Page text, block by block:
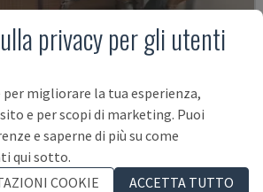
privacy per gli utenti
migliorare la tua esperienza,
e per scopi di marketing. Puoi
e saperne di più su come
qui sotto.
COOKIE
ACCETTA TUTTO